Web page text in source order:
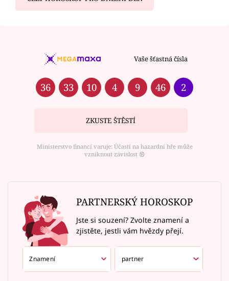
Vaše šťastná čísla
36 33 10 4 9 46 2
ZKUSTE ŠTĚSTÍ
Ministerstvo financí varuje: Účastí na hazardní hře může
vzniknout závislost ⑱
PARTNERSKÝ HOROSKOP
Jste si souzení? Zvolte znamení a
zjistěte, jestli vám hvězdy přejí.